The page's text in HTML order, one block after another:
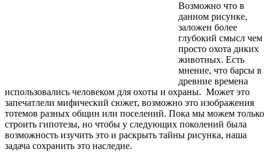
Возможно что в
данном рисунке,
заложен более
глубокий смысл чем
просто охота диких
животных. Есть
мнение, что барсы в
древние времена
использовались человеком для охоты и охраны. Может это
запечатлели мифический сюжет, возможно это изображения
тотемов разных общин или поселений. Пока мы можем только
строить гипотезы, но чтобы у следующих поколений была
возможность изучить это и раскрыть тайны рисунка, наша
задача сохранить это наследие.